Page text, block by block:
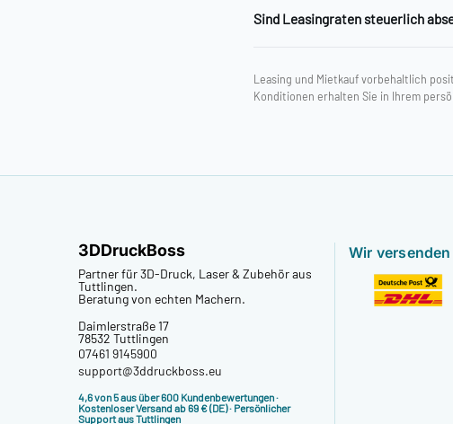
Sind Leasingraten steuerlich
Leasing und Mietkauf vorbehaltlich
Konditionen erhalten Sie in Ihrem
3DDruckBoss
Partner für 3D-Druck, Laser & Zubehör aus
Tuttlingen.
Beratung von echten Machern.
Daimlerstraße 17
78532 Tuttlingen
07461 9145900
support@3ddruckboss.eu
4,6 von 5 aus über 600 Kundenbewertungen·
Kostenloser Versand ab 69 € (DE) · Persönlicher
Support aus Tuttlingen
Wir